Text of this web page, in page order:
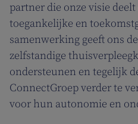
partner die onze visie
toegankelijke en
samenwerking geeft ons
zelfstandige
ondersteunen en tegelijk
ConnectGroep verder te
voor hun autonomie en